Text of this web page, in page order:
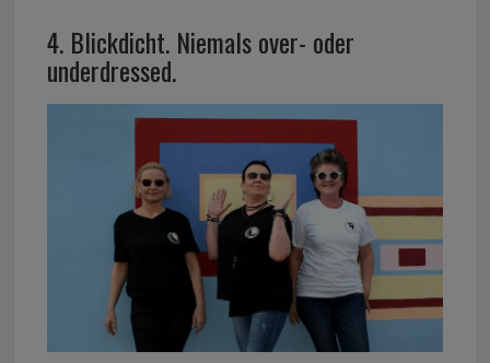
4. Blickdicht. Niemals over- oder
underdressed.